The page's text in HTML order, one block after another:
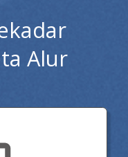
Alur